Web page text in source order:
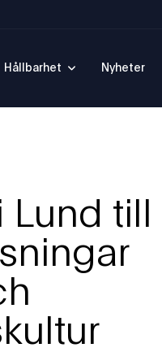
Hållbarhet Nyheter
till